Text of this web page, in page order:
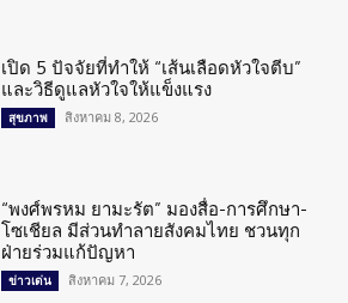
เปิด 5 ปัจจัยที่ทำให้ “เส้นเลือดหัวใจตีบ”
และวิธีดูแลหัวใจให้แข็งแรง
สุขภาพ สิงหาคม 8, 2026
“พงศ์พรหม ยามะรัต” มองสื่อ-การศึกษา-
โซเชียล มีส่วนทำลายสังคมไทย ชวนทุก
ฝ่ายร่วมแก้ปัญหา
ข่าวเด่น สิงหาคม 7, 2026